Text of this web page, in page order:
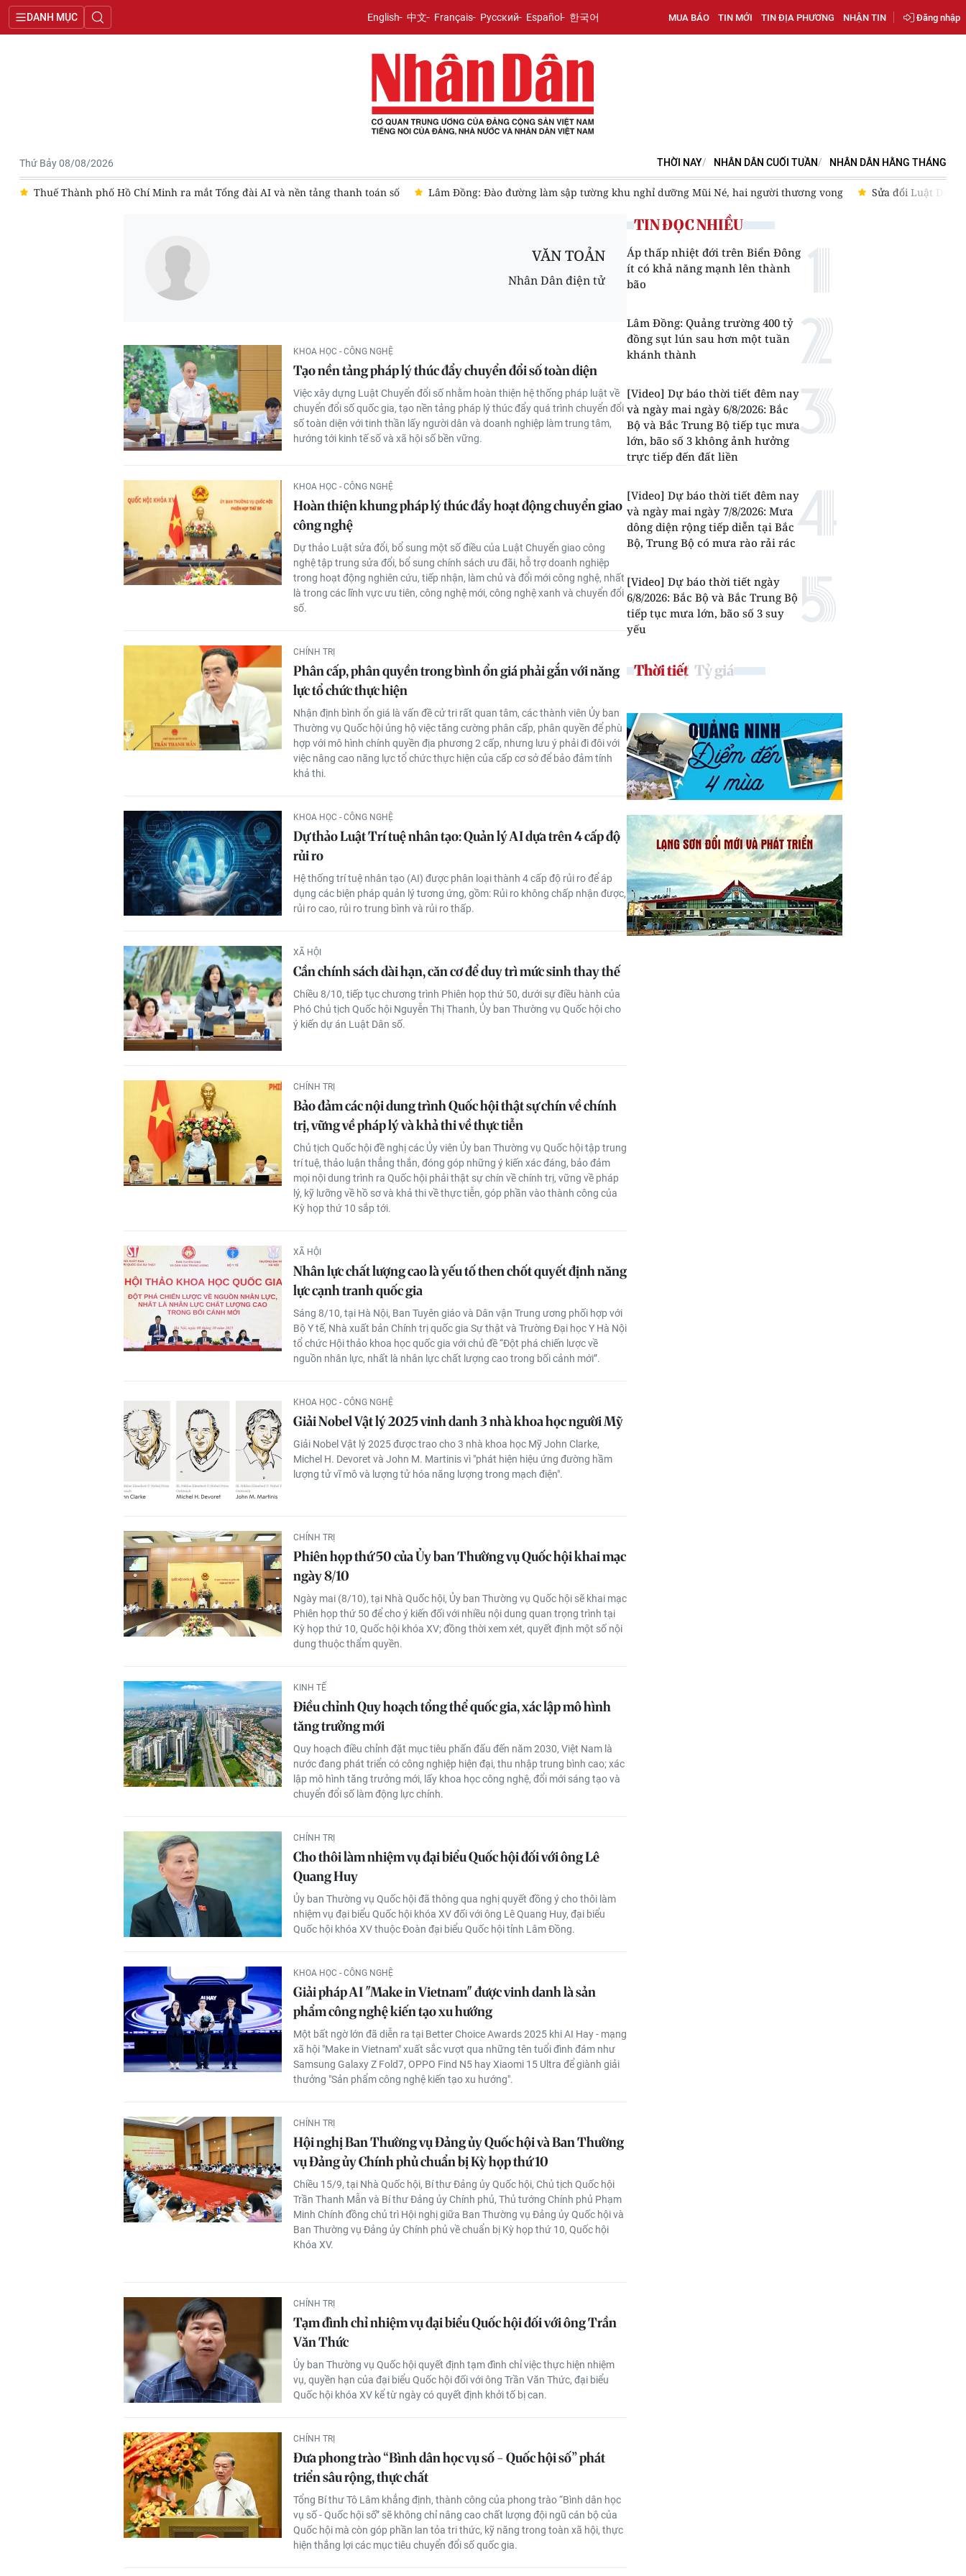
DANH MỤC English 中文 Français Русский Español 한국어 MUA BÁO TIN MỚI TIN ĐỊA PHƯƠNG NHẬN TIN Đăng nhập
Thứ Bảy 08/08/2026 THỜI NAY NHÂN DÂN CUỐI TUẦN NHÂN DÂN HẰNG THÁNG
Thuế Thành phố Hồ Chí Minh ra mắt Tổng đài AI và nền tảng thanh toán số Lâm Đồng: Đào đường làm sập tường khu nghỉ dưỡng Mũi Né, hai người thương vong Sửa đổi Luật Dầu
VĂN TOẢN
Nhân Dân điện tử
KHOA HỌC - CÔNG NGHỆ
Tạo nền tảng pháp lý thúc đẩy chuyển đổi số toàn diện
Việc xây dựng Luật Chuyển đổi số nhằm hoàn thiện hệ thống pháp luật về
chuyển đổi số quốc gia, tạo nền tảng pháp lý thúc đẩy quá trình chuyển đổi
số toàn diện với tinh thần lấy người dân và doanh nghiệp làm trung tâm,
hướng tới kinh tế số và xã hội số bền vững.
KHOA HỌC - CÔNG NGHỆ
Hoàn thiện khung pháp lý thúc đẩy hoạt động chuyển giao
công nghệ
Dự thảo Luật sửa đổi, bổ sung một số điều của Luật Chuyển giao công
nghệ tập trung sửa đổi, bổ sung chính sách ưu đãi, hỗ trợ doanh nghiệp
trong hoạt động nghiên cứu, tiếp nhận, làm chủ và đổi mới công nghệ, nhất
là trong các lĩnh vực ưu tiên, công nghệ mới, công nghệ xanh và chuyển đổi
số.
CHÍNH TRỊ
Phân cấp, phân quyền trong bình ổn giá phải gắn với năng
lực tổ chức thực hiện
Nhận định bình ổn giá là vấn đề cử tri rất quan tâm, các thành viên Ủy ban
Thường vụ Quốc hội ủng hộ việc tăng cường phân cấp, phân quyền để phù
hợp với mô hình chính quyền địa phương 2 cấp, nhưng lưu ý phải đi đôi với
việc nâng cao năng lực tổ chức thực hiện của cấp cơ sở để bảo đảm tính
khả thi.
KHOA HỌC - CÔNG NGHỆ
Dự thảo Luật Trí tuệ nhân tạo: Quản lý AI dựa trên 4 cấp độ
rủi ro
Hệ thống trí tuệ nhân tạo (AI) được phân loại thành 4 cấp độ rủi ro để áp
dụng các biện pháp quản lý tương ứng, gồm: Rủi ro không chấp nhận được,
rủi ro cao, rủi ro trung bình và rủi ro thấp.
XÃ HỘI
Cần chính sách dài hạn, căn cơ để duy trì mức sinh thay thế
Chiều 8/10, tiếp tục chương trình Phiên họp thứ 50, dưới sự điều hành của
Phó Chủ tịch Quốc hội Nguyễn Thị Thanh, Ủy ban Thường vụ Quốc hội cho
ý kiến dự án Luật Dân số.
CHÍNH TRỊ
Bảo đảm các nội dung trình Quốc hội thật sự chín về chính
trị, vững về pháp lý và khả thi về thực tiễn
Chủ tịch Quốc hội đề nghị các Ủy viên Ủy ban Thường vụ Quốc hội tập trung
trí tuệ, thảo luận thẳng thắn, đóng góp những ý kiến xác đáng, bảo đảm
mọi nội dung trình ra Quốc hội phải thật sự chín về chính trị, vững về pháp
lý, kỹ lưỡng về hồ sơ và khả thi về thực tiễn, góp phần vào thành công của
Kỳ họp thứ 10 sắp tới.
XÃ HỘI
Nhân lực chất lượng cao là yếu tố then chốt quyết định năng
lực cạnh tranh quốc gia
Sáng 8/10, tại Hà Nội, Ban Tuyên giáo và Dân vận Trung ương phối hợp với
Bộ Y tế, Nhà xuất bản Chính trị quốc gia Sự thật và Trường Đại học Y Hà Nội
tổ chức Hội thảo khoa học quốc gia với chủ đề “Đột phá chiến lược về
nguồn nhân lực, nhất là nhân lực chất lượng cao trong bối cảnh mới”.
KHOA HỌC - CÔNG NGHỆ
Giải Nobel Vật lý 2025 vinh danh 3 nhà khoa học người Mỹ
Giải Nobel Vật lý 2025 được trao cho 3 nhà khoa học Mỹ John Clarke,
Michel H. Devoret và John M. Martinis vì "phát hiện hiệu ứng đường hầm
lượng tử vĩ mô và lượng tử hóa năng lượng trong mạch điện".
CHÍNH TRỊ
Phiên họp thứ 50 của Ủy ban Thường vụ Quốc hội khai mạc
ngày 8/10
Ngày mai (8/10), tại Nhà Quốc hội, Ủy ban Thường vụ Quốc hội sẽ khai mạc
Phiên họp thứ 50 để cho ý kiến đối với nhiều nội dung quan trọng trình tại
Kỳ họp thứ 10, Quốc hội khóa XV; đồng thời xem xét, quyết định một số nội
dung thuộc thẩm quyền.
KINH TẾ
Điều chỉnh Quy hoạch tổng thể quốc gia, xác lập mô hình
tăng trưởng mới
Quy hoạch điều chỉnh đặt mục tiêu phấn đấu đến năm 2030, Việt Nam là
nước đang phát triển có công nghiệp hiện đại, thu nhập trung bình cao; xác
lập mô hình tăng trưởng mới, lấy khoa học công nghệ, đổi mới sáng tạo và
chuyển đổi số làm động lực chính.
CHÍNH TRỊ
Cho thôi làm nhiệm vụ đại biểu Quốc hội đối với ông Lê
Quang Huy
Ủy ban Thường vụ Quốc hội đã thông qua nghị quyết đồng ý cho thôi làm
nhiệm vụ đại biểu Quốc hội khóa XV đối với ông Lê Quang Huy, đại biểu
Quốc hội khóa XV thuộc Đoàn đại biểu Quốc hội tỉnh Lâm Đồng.
KHOA HỌC - CÔNG NGHỆ
Giải pháp AI "Make in Vietnam" được vinh danh là sản
phẩm công nghệ kiến tạo xu hướng
Một bất ngờ lớn đã diễn ra tại Better Choice Awards 2025 khi AI Hay - mạng
xã hội "Make in Vietnam" xuất sắc vượt qua những tên tuổi đình đám như
Samsung Galaxy Z Fold7, OPPO Find N5 hay Xiaomi 15 Ultra để giành giải
thưởng "Sản phẩm công nghệ kiến tạo xu hướng".
CHÍNH TRỊ
Hội nghị Ban Thường vụ Đảng ủy Quốc hội và Ban Thường
vụ Đảng ủy Chính phủ chuẩn bị Kỳ họp thứ 10
Chiều 15/9, tại Nhà Quốc hội, Bí thư Đảng ủy Quốc hội, Chủ tịch Quốc hội
Trần Thanh Mẫn và Bí thư Đảng ủy Chính phủ, Thủ tướng Chính phủ Phạm
Minh Chính đồng chủ trì Hội nghị giữa Ban Thường vụ Đảng ủy Quốc hội và
Ban Thường vụ Đảng ủy Chính phủ về chuẩn bị Kỳ họp thứ 10, Quốc hội
Khóa XV.
CHÍNH TRỊ
Tạm đình chỉ nhiệm vụ đại biểu Quốc hội đối với ông Trần
Văn Thức
Ủy ban Thường vụ Quốc hội quyết định tạm đình chỉ việc thực hiện nhiệm
vụ, quyền hạn của đại biểu Quốc hội đối với ông Trần Văn Thức, đại biểu
Quốc hội khóa XV kể từ ngày có quyết định khởi tố bị can.
CHÍNH TRỊ
Đưa phong trào “Bình dân học vụ số - Quốc hội số” phát
triển sâu rộng, thực chất
Tổng Bí thư Tô Lâm khẳng định, thành công của phong trào “Bình dân học
vụ số - Quốc hội số” sẽ không chỉ nâng cao chất lượng đội ngũ cán bộ của
Quốc hội mà còn góp phần lan tỏa tri thức, kỹ năng trong toàn xã hội, thực
hiện thắng lợi các mục tiêu chuyển đổi số quốc gia.
TIN ĐỌC NHIỀU
Áp thấp nhiệt đới trên Biển Đông
ít có khả năng mạnh lên thành
bão
Lâm Đồng: Quảng trường 400 tỷ
đồng sụt lún sau hơn một tuần
khánh thành
[Video] Dự báo thời tiết đêm nay
và ngày mai ngày 6/8/2026: Bắc
Bộ và Bắc Trung Bộ tiếp tục mưa
lớn, bão số 3 không ảnh hưởng
trực tiếp đến đất liền
[Video] Dự báo thời tiết đêm nay
và ngày mai ngày 7/8/2026: Mưa
dông diện rộng tiếp diễn tại Bắc
Bộ, Trung Bộ có mưa rào rải rác
[Video] Dự báo thời tiết ngày
6/8/2026: Bắc Bộ và Bắc Trung Bộ
tiếp tục mưa lớn, bão số 3 suy
yếu
Thời tiết Tỷ giá